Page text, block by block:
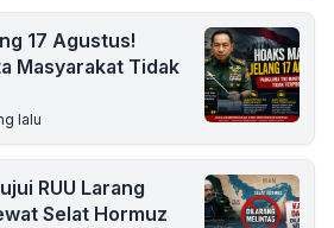
17 Agustus!
Masyarakat Tidak
lalu
RUU Larang
Selat Hormuz